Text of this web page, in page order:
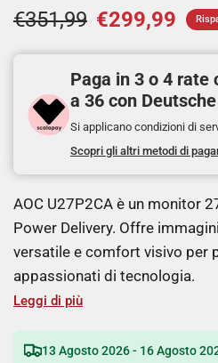
€351,99 €299,99
Paga in 3 o 4 rate
a 36 con
Si applicano condizioni di
Scopri gli altri metodi di
AOC U27P2CA è un monitor
Power Delivery. Offre
versatile e comfort visivo per
appassionati di tecnologia.
Leggi di più
13 Agosto 2026 - 16 Agosto